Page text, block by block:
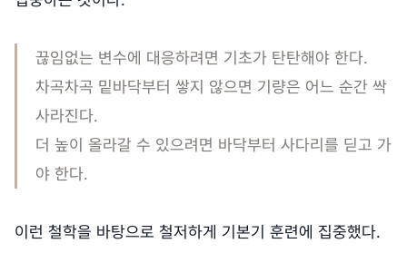
끊임없는 변수에 대응하려면 기초가 탄탄해야 한다.
차곡차곡 밑바닥부터 쌓지 않으면 기량은 어느 순간 싹
사라진다.
더 높이 올라갈 수 있으려면 바닥부터 사다리를 딛고 가
야 한다.
이런 철학을 바탕으로 철저하게 기본기 훈련에 집중했다.